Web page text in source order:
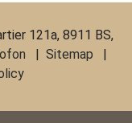
121a, 8911 BS,
| Sitemap |